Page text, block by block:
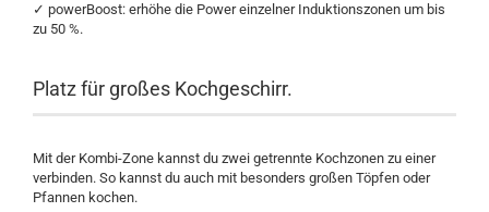
✓ powerBoost: erhöhe die Power einzelner Induktionszonen um bis
zu 50 %.
Platz für großes Kochgeschirr.
Mit der Kombi-Zone kannst du zwei getrennte Kochzonen zu einer
verbinden. So kannst du auch mit besonders großen Töpfen oder
Pfannen kochen.